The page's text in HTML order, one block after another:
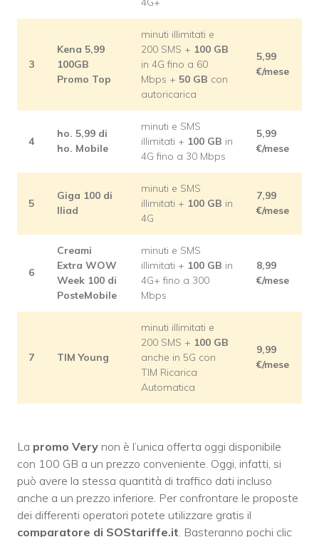
3
Kena 5,99
100GB
Promo Top
minuti illimitati e
200 SMS + 100 GB
in 4G fino a 60
Mbps + 50 GB con
autoricarica
5,99
€/mese
4
ho. 5,99 di
ho. Mobile
minuti e SMS
illimitati + 100 GB in
4G fino a 30 Mbps
5,99
€/mese
5
Giga 100 di
Iliad
minuti e SMS
illimitati + 100 GB in
4G
7,99
€/mese
6
Creami
Extra WOW
Week 100 di
PosteMobile
minuti e SMS
illimitati + 100 GB in
4G+ fino a 300
Mbps
8,99
€/mese
7 TIM Young
minuti illimitati e
200 SMS + 100 GB
anche in 5G con
TIM Ricarica
Automatica
9,99
€/mese
La promo Very non è l’unica offerta oggi disponibile
con 100 GB a un prezzo conveniente. Oggi, infatti, si
può avere la stessa quantità di traffico dati incluso
anche a un prezzo inferiore. Per confrontare le proposte
dei differenti operatori potete utilizzare gratis il
comparatore di SOStariffe.it. Basteranno pochi clic